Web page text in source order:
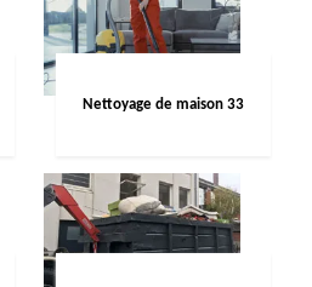
Nettoyage de maison 33